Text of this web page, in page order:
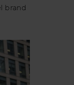
brand